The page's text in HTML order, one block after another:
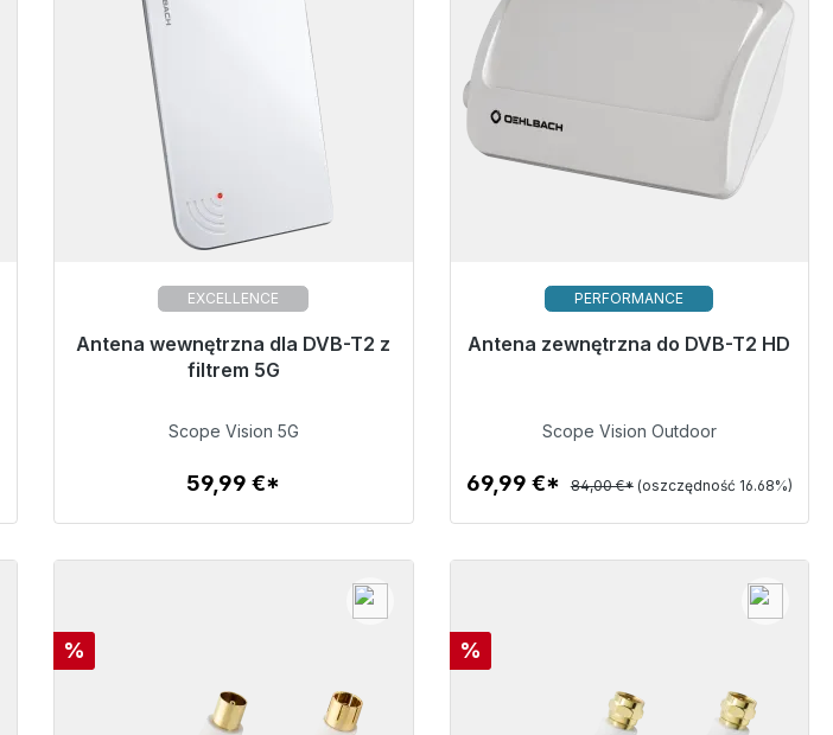
EXCELLENCE
Antena wewnętrzna dla DVB-T2 z
filtrem 5G
Gotowy do natychmiastowej wysyłki,
czas dostawy 48h*
59,99 €
Szczegóły
Scope Vision 5G
59,99 €*
PERFORMANCE
Antena zewnętrzna do DVB-T2 HD
Wkrótce ponownie dostępny
Szczegóły
Scope Vision Outdoor
69,99 €* 84,00 €* (oszczędność 16.68%)
Rabat
% Rabat
%